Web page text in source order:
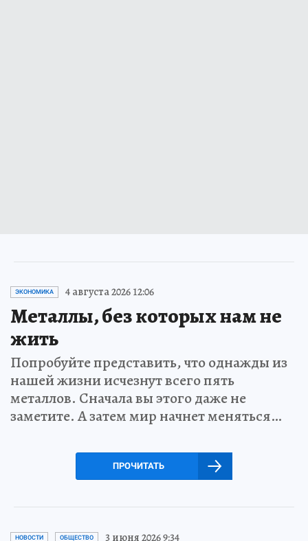
ЭКОНОМИКА 4 августа 2026 12:06
Металлы, без которых нам не
жить
Попробуйте представить, что однажды из
нашей жизни исчезнут всего пять
металлов. Сначала вы этого даже не
заметите. А затем мир начнет меняться…
ПРОЧИТАТЬ
НОВОСТИ ОБЩЕСТВО 3 июня 2026 9:34